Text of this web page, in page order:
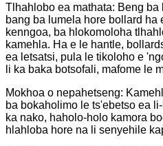
Tlhahlobo ea mathata: Beng
bang ba lumela hore bollard
kenngoa, ba hlokomoloha
kamehla. Ha e le hantle,
ea letsatsi, pula le tikoloho e
li ka baka botsofali, mafome le
Mokhoa o nepahetseng:
ba bokaholimo le ts'ebetso ea
ka nako, haholo-holo kamora
hlahloba hore na li senyehile